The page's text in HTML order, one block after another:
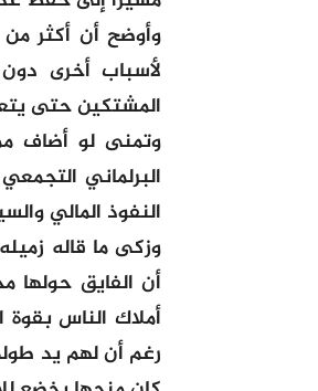
لأسباب أخرى
المشتكين حتى
وتمنى لو أضاف
البرلماني
النفوذ المالي
وزكى ما قاله
أن الفايق حولها
أملاك الناس بقوة
رغم أن لهم يد